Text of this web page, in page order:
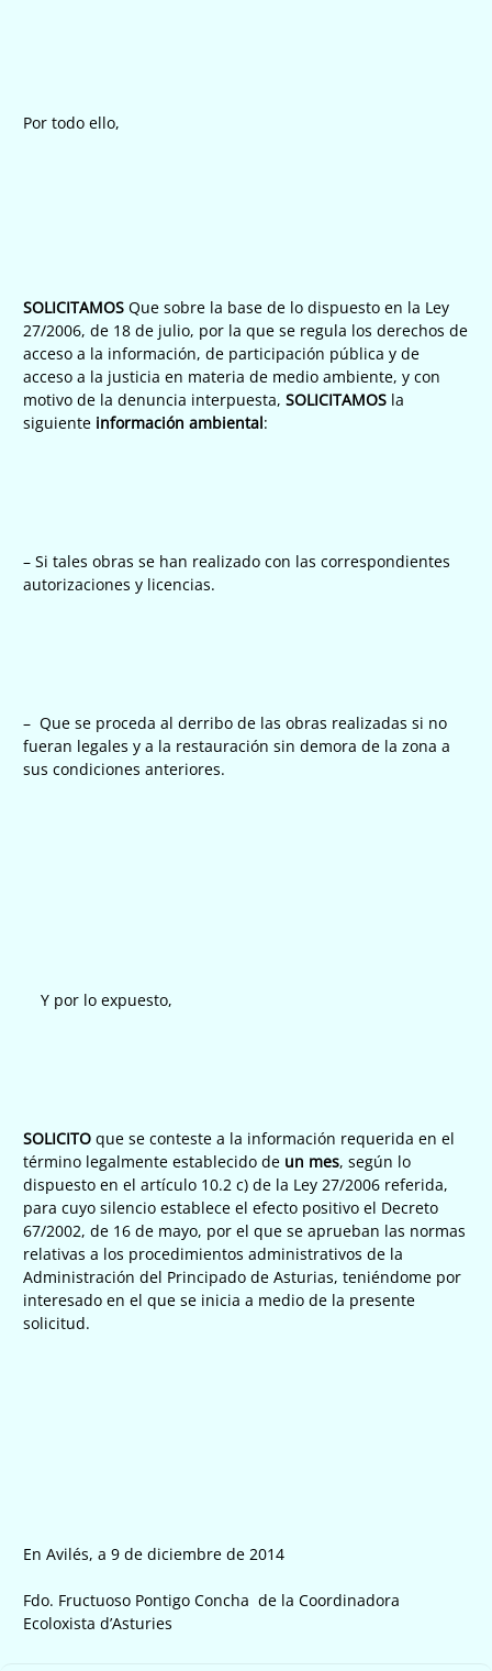
Por todo ello,
SOLICITAMOS Que sobre la base de lo dispuesto en la Ley
27/2006, de 18 de julio, por la que se regula los derechos de
acceso a la información, de participación pública y de
acceso a la justicia en materia de medio ambiente, y con
motivo de la denuncia interpuesta, SOLICITAMOS la
siguiente información ambiental:
– Si tales obras se han realizado con las correspondientes
autorizaciones y licencias.
– Que se proceda al derribo de las obras realizadas si no
fueran legales y a la restauración sin demora de la zona a
sus condiciones anteriores.
Y por lo expuesto,
SOLICITO que se conteste a la información requerida en el
término legalmente establecido de un mes, según lo
dispuesto en el artículo 10.2 c) de la Ley 27/2006 referida,
para cuyo silencio establece el efecto positivo el Decreto
67/2002, de 16 de mayo, por el que se aprueban las normas
relativas a los procedimientos administrativos de la
Administración del Principado de Asturias, teniéndome por
interesado en el que se inicia a medio de la presente
solicitud.
En Avilés, a 9 de diciembre de 2014
Fdo. Fructuoso Pontigo Concha de la Coordinadora
Ecoloxista d’Asturies